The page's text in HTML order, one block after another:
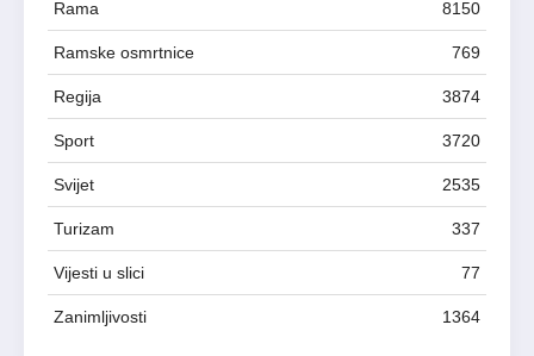
Rama 8150
Ramske osmrtnice 769
Regija 3874
Sport 3720
Svijet 2535
Turizam 337
Vijesti u slici 77
Zanimljivosti 1364